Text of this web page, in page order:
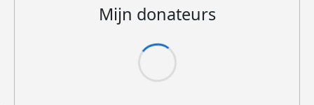
Mijn donateurs